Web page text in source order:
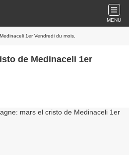
MENU
1er Vendredi du mois.
de Medinaceli 1er